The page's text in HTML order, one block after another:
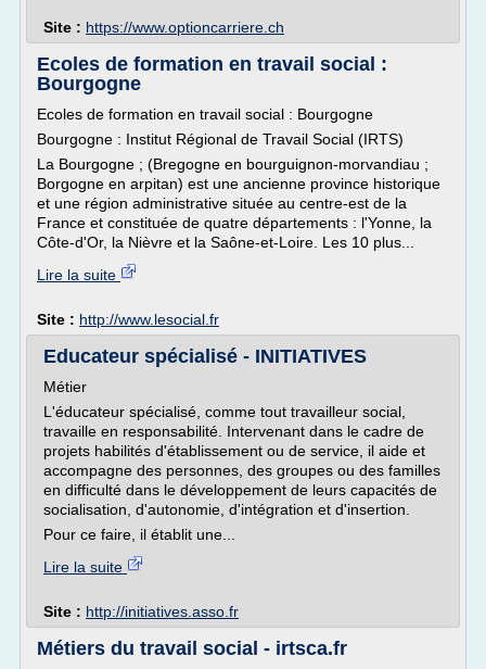
Site : https://www.optioncarriere.ch
Ecoles de formation en travail social :
Bourgogne
Ecoles de formation en travail social : Bourgogne
Bourgogne : Institut Régional de Travail Social (IRTS)
La Bourgogne ; (Bregogne en bourguignon-morvandiau ;
Borgogne en arpitan) est une ancienne province historique
et une région administrative située au centre-est de la
France et constituée de quatre départements : l'Yonne, la
Côte-d'Or, la Nièvre et la Saône-et-Loire. Les 10 plus...
Lire la suite
Site : http://www.lesocial.fr
Educateur spécialisé - INITIATIVES
Métier
L'éducateur spécialisé, comme tout travailleur social,
travaille en responsabilité. Intervenant dans le cadre de
projets habilités d'établissement ou de service, il aide et
accompagne des personnes, des groupes ou des familles
en difficulté dans le développement de leurs capacités de
socialisation, d'autonomie, d'intégration et d'insertion.
Pour ce faire, il établit une...
Lire la suite
Site : http://initiatives.asso.fr
Métiers du travail social - irtsca.fr